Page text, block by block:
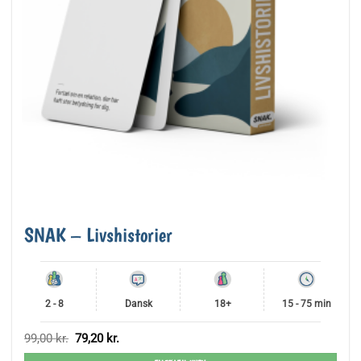
SNAK – Livshistorier
2 - 8 Dansk 18+ 15 - 75 min
99,00kr. Den
oprindelige
pris
79,20 kr.
aktuelle
pris